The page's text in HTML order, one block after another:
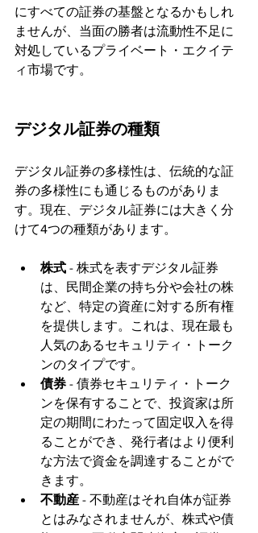
にすべての証券の基盤となるかもしれ
ませんが、当面の勝者は流動性不足に
対処しているプライベート・エクイテ
ィ市場です。
デジタル証券の種類
デジタル証券の多様性は、伝統的な証
券の多様性にも通じるものがありま
す。現在、デジタル証券には大きく分
けて4つの種類があります。
株式 - 株式を表すデジタル証券
は、民間企業の持ち分や会社の株
など、特定の資産に対する所有権
を提供します。これは、現在最も
人気のあるセキュリティ・トーク
ンのタイプです。
債券 - 債券セキュリティ・トーク
ンを保有することで、投資家は所
定の期間にわたって固定収入を得
ることができ、発行者はより便利
な方法で資金を調達することがで
きます。
不動産 - 不動産はそれ自体が証券
とはみなされませんが、株式や債